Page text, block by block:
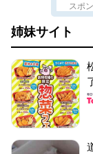
スポ
姉妹サイト